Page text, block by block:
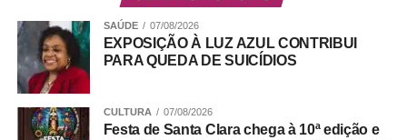
5. Quadra 15, no fundo da Loja 03/04, Setor Leste;
SAÚDE 07/08/2026
EXPOSIÇÃO À LUZ AZUL CONTRIBUI
PARA QUEDA DE SUICÍDIOS
CULTURA 07/08/2026
Festa de Santa Clara chega à 10ª edição e